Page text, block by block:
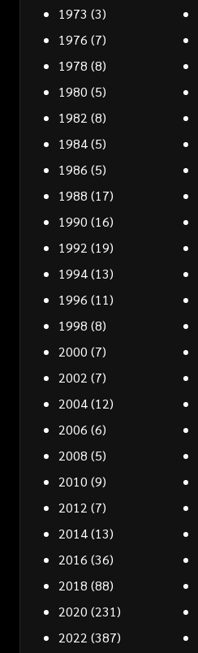
1973 (3)
1976 (7)
1978 (8)
1980 (5)
1982 (8)
1984(5)
1986 (5)
1988 (17)
1990 (16)
1992 (19)
1994(13)
1996 (11)
1998 (8)
2000 (7)
2002 (7)
2004(12)
2006 (6)
2008 (5)
2010 (9)
2012 (7)
2014(13)
2016 (36)
2018 (88)
2020 (231)
2022 (387)